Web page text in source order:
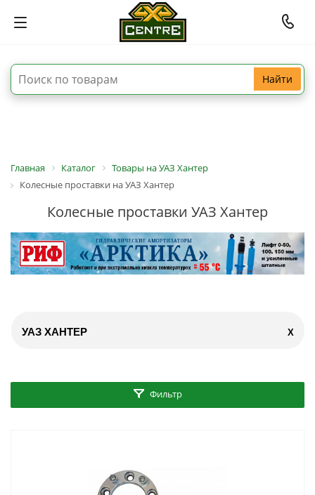
Найти
Главная Каталог
Товары на УАЗ Хантер
Колесные проставки на УАЗ Хантер
Колесные проставки УАЗ Хантер
УАЗ ХАНТЕР X
Фильтр